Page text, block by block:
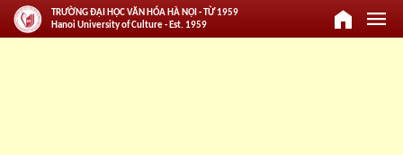
TRƯỜNG ĐẠI HỌC VĂN HÓA HÀ NỘI - TỪ 1959
Hanoi University of Culture - Est. 1959
home menu